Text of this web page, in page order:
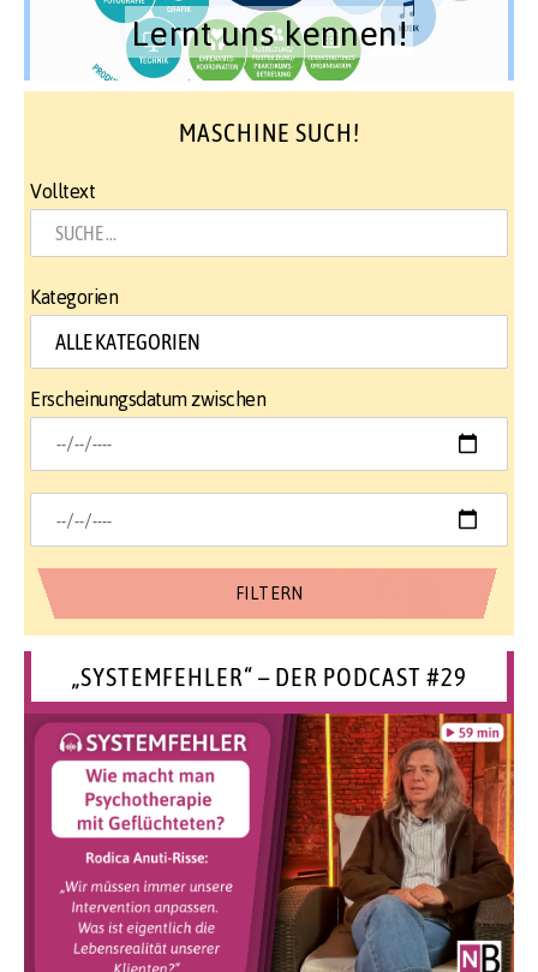
Lernt uns kennen!
MASCHINE SUCH!
Volltext
Kategorien
Erscheinungsdatum zwischen
„SYSTEMFEHLER“ – DER PODCAST #29